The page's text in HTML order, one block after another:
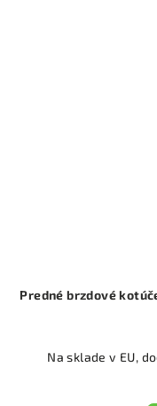
Predné brzdové
Na sklade v EU,